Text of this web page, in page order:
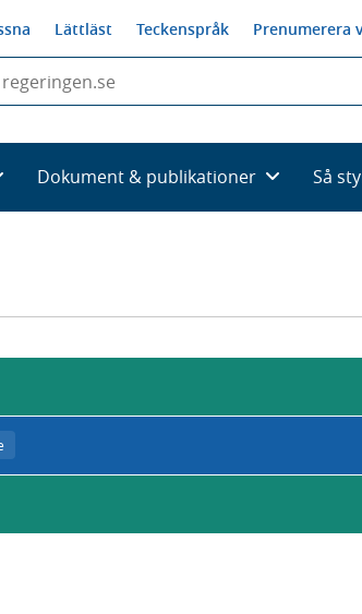
Lättläst Teckenspråk Prenumerera
Dokument & publikationer Så